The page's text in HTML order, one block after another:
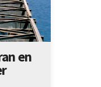
en